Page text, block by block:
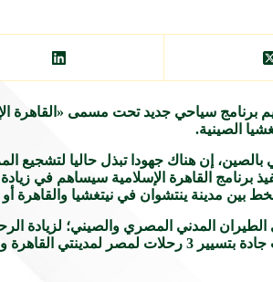
برنامج سياحي جديد تحت مسمى «القاهرة
الصينية.
إن هناك جهودا تبذل حاليا لتشجيع
برنامج القاهرة الإسلامية سيساهم في
بين مدينة ينتشوان في نيتغشيا والقاهرة أو
شركة الطيران الصينية «هاينان آير لينز» باتخاذ